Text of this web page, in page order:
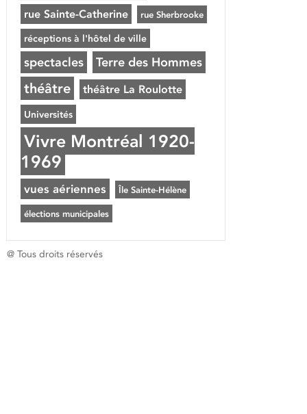
rue Sainte-Catherine rue Sherbrooke
réceptions à l'hôtel de ville
spectacles Terre des Hommes
théâtre théâtre La Roulotte
Universités
Vivre Montréal 1920-
1969
vues aériennes Île Sainte-Hélène
élections municipales
@ Tous droits réservés